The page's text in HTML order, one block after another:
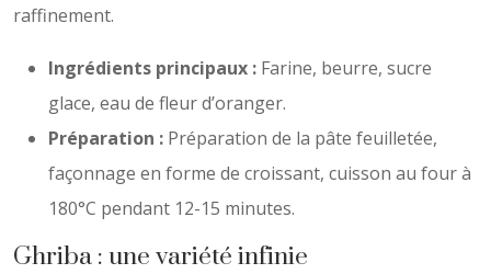
raffinement.
Ingrédients principaux : Farine, beurre, sucre
glace, eau de fleur d’oranger.
Préparation : Préparation de la pâte feuilletée,
façonnage en forme de croissant, cuisson au four à
180°C pendant 12-15 minutes.
Ghriba : une variété infinie